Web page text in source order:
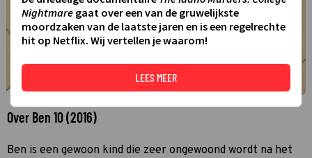
Over Ben 10 (2016)
Ben is een gewoon kind die zeer ongewoond wordt na het
Nightmare gaat over een van de gruwelijkste
moordzaken van de laatste jaren en is een regelrechte
hit op Netflix. Wij vertellen je waarom!
LEES MEER